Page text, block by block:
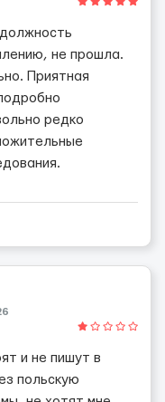
не прошла.
Приятная
редко
и не пишут в
польскую